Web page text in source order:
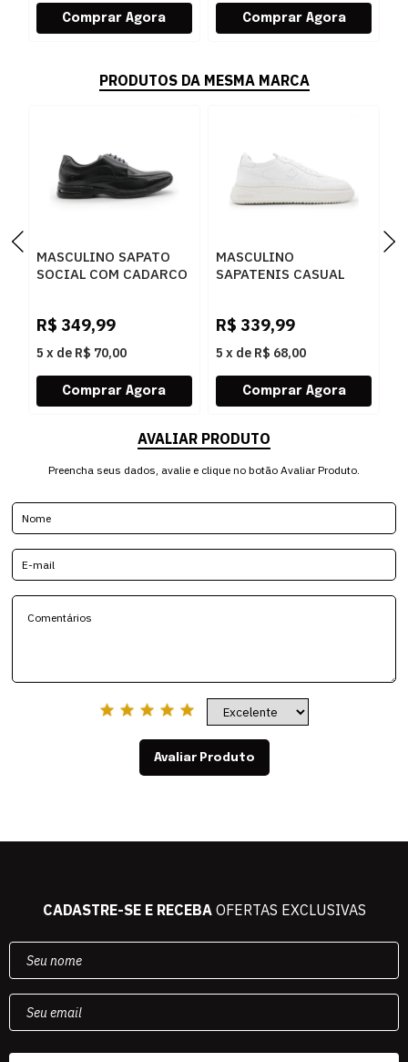
PRODUTOS DA MESMA MARCA
MASCULINO SAPATO
SOCIAL COM CADARCO
R$ 349,99
5 x de R$ 70,00
MASCULINO
SAPATENIS CASUAL
R$ 339,99
5 x de R$ 68,00
AVALIAR PRODUTO
Preencha seus dados, avalie e clique no botão Avaliar Produto.
Avaliar Produto
CADASTRE-SE E RECEBAOFERTAS EXCLUSIVAS